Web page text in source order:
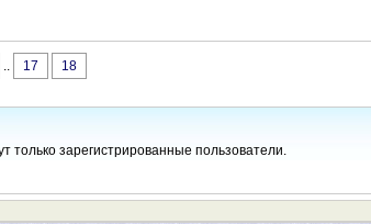
.. 17 18
только зарегистрированные пользователи.